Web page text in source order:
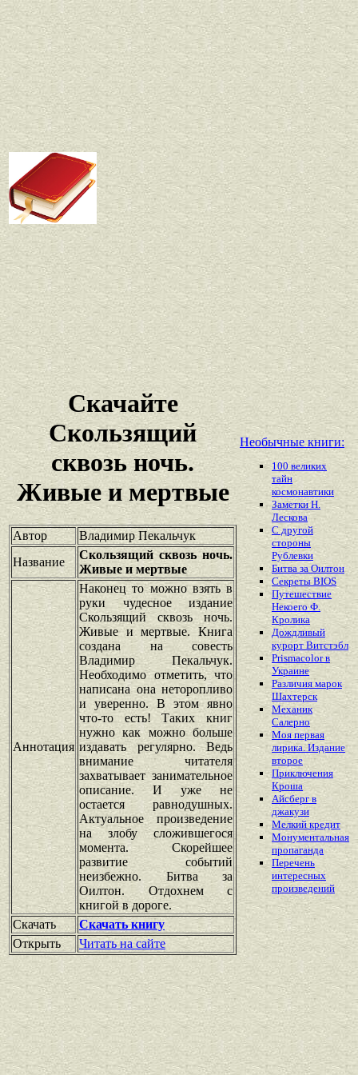
Скачайте
Скользящий
сквозь ночь.
Живые и мертвые
Автор
Владимир Пекальчук
Название
Скользящий сквозь ночь.
Живые и мертвые
Аннотация
Наконец то можно взять в
руки чудесное издание
Скользящий сквозь ночь.
Живые и мертвые. Книга
создана на совесть
Владимир Пекальчук.
Необходимо отметить, что
написана она неторопливо
и уверенно. В этом явно
что-то есть! Таких книг
нужно как можно больше
издавать регулярно. Ведь
внимание читателя
захватывает занимательное
описание. И уже не
остается равнодушных.
Актуальное произведение
на злобу сложившегося
момента. Скорейшее
развитие событий
неизбежно. Битва за
Оилтон. Отдохнем с
книгой в дороге.
Скачать
Скачать книгу
Открыть
Читать на сайте
Необычные книги:
100 великих
тайн
космонавтики
Заметки Н.
Лескова
С другой
стороны
Рублевки
Битва за Оилтон
Секреты BIOS
Путешествие
Некоего Ф.
Кролика
Дождливый
курорт Витстэбл
Prismacolor в
Украине
Различия марок
Шахтерск
Механик
Салерно
Моя первая
лирика. Издание
второе
Приключения
Кроша
Айсберг в
джакузи
Мелкий кредит
Монументальная
пропаганда
Перечень
интересных
произведений